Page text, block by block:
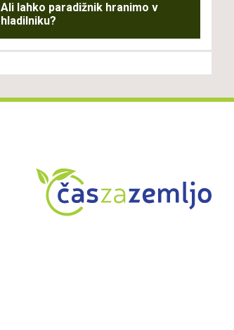
Ali lahko paradižnik hranimo v
hladilniku?